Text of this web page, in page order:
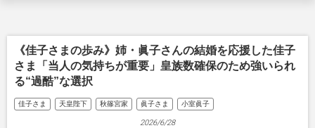
《佳子さまの歩み》姉・眞子さんの結婚を応援した佳子
さま「当人の気持ちが重要」皇族数確保のため強いられ
る“過酷”な選択
佳子さま 天皇陛下 秋篠宮家 眞子さま 小室眞子
2026/6/28